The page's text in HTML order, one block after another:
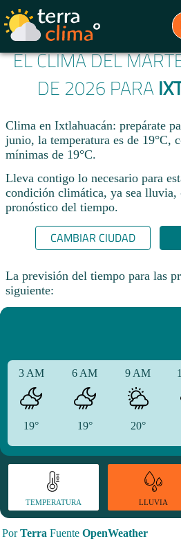
EL CLIMA DEL
DE 2026 PARA
Clima en Ixtlahuacán: prepárate
junio, la temperatura es de 19°C,
mínimas de 19°C.
Lleva contigo lo necesario para
condición climática, ya sea
pronóstico del tiempo.
CAMBIAR CIUDAD
La previsión del tiempo para las
siguiente:
3 AM
19°
6 AM
19°
9 AM
20°
TEMPERATURA LLUVIA
PorTerra Fuente OpenWeather